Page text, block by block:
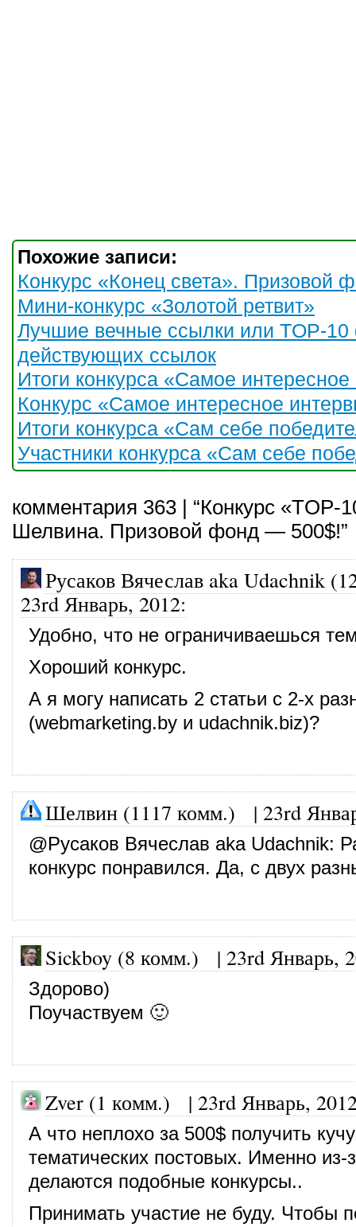
Похожие записи:
Конкурс «Конец света». Призовой
Мини-конкурс «Золотой ретвит»
Лучшие вечные ссылки или TOP-10
действующих ссылок
Итоги конкурса «Самое
Конкурс «Самое интересное
Итоги конкурса «Сам себе
Участники конкурса «Сам себе
комментария 363 | “Конкурс «TOP-
Шелвина. Призовой фонд — 500$!”
Русаков Вячеслав aka Udachnik
23rd Январь, 2012:
Удобно, что не ограничиваешься
Хороший конкурс.
А я могу написать 2 статьи с 2-х
(webmarketing.by и udachnik.biz)?
Шелвин (1117 комм.) | 23rd
@Русаков Вячеслав aka Udachnik:
конкурс понравился. Да, с двух
Sickboy (8 комм.) | 23rd Январь,
Здорово)
Поучаствуем 🙂
Zver (1 комм.) | 23rd Январь,
А что неплохо за 500$ получить кучу
тематических постовых. Именно из-
делаются подобные конкурсы..
Принимать участие не буду. Чтобы